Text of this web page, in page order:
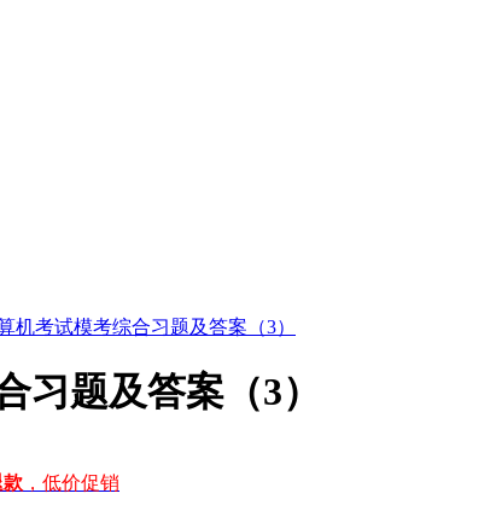
机考试模考综合习题及答案（3）
习题及答案（3）
款 ，低价促销